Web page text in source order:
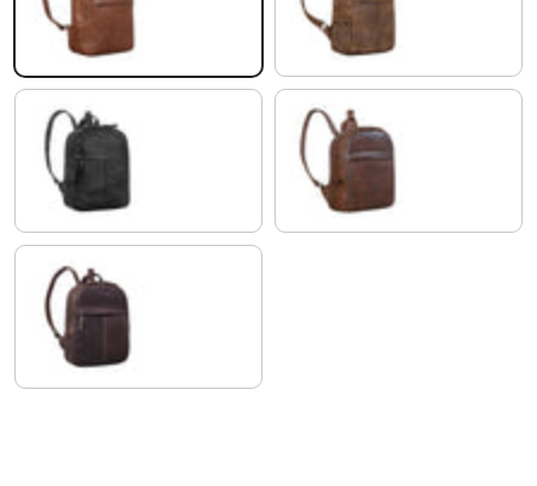
toretto - marron foncé tarragona - marron
noir sila - marron
torres - marron